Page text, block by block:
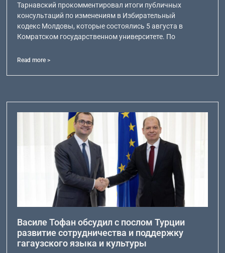
Тарнавский прокомментировал итоги публичных
консультаций по изменениям в Избирательный
кодекс Молдовы, которые состоялись 5 августа в
Комратском государственном университете. По
Read more >
Василе Тофан обсудил с послом Турции
развитие сотрудничества и поддержку
гагаузского языка и культуры